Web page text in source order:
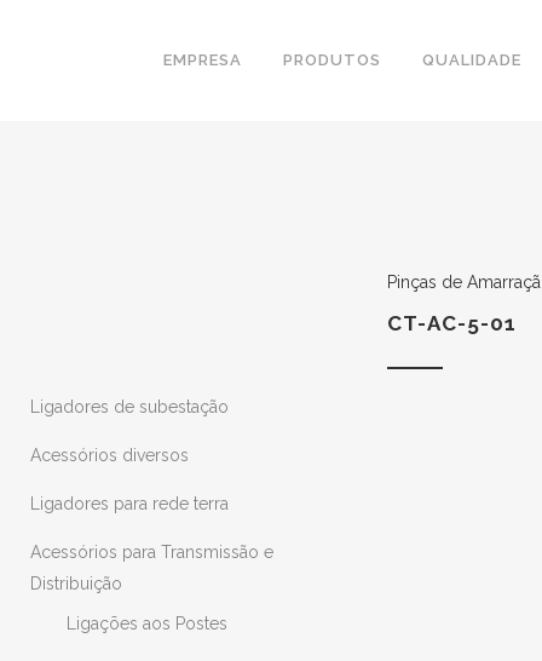
EMPRESA PRODUTOS QUALIDADE
Ligadores de subestação
Acessórios diversos
Ligadores para rede terra
Acessórios para Transmissão e
Distribuição
Ligações aos Postes
Pinças de
CT-AC-5-01